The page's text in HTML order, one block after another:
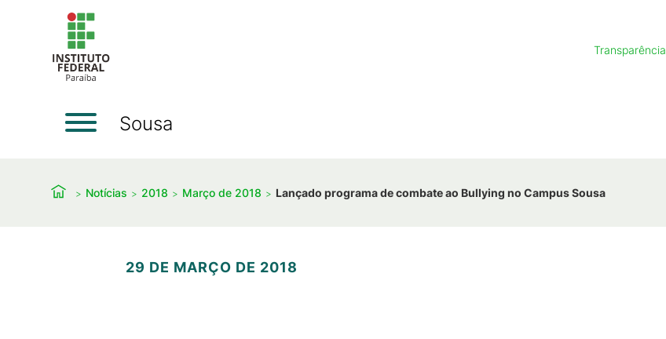
Transparência
Sousa
Notícias 2018 Março de 2018 Lançado programa de combate ao Bullying no Campus Sousa
29 DE MARÇO DE 2018